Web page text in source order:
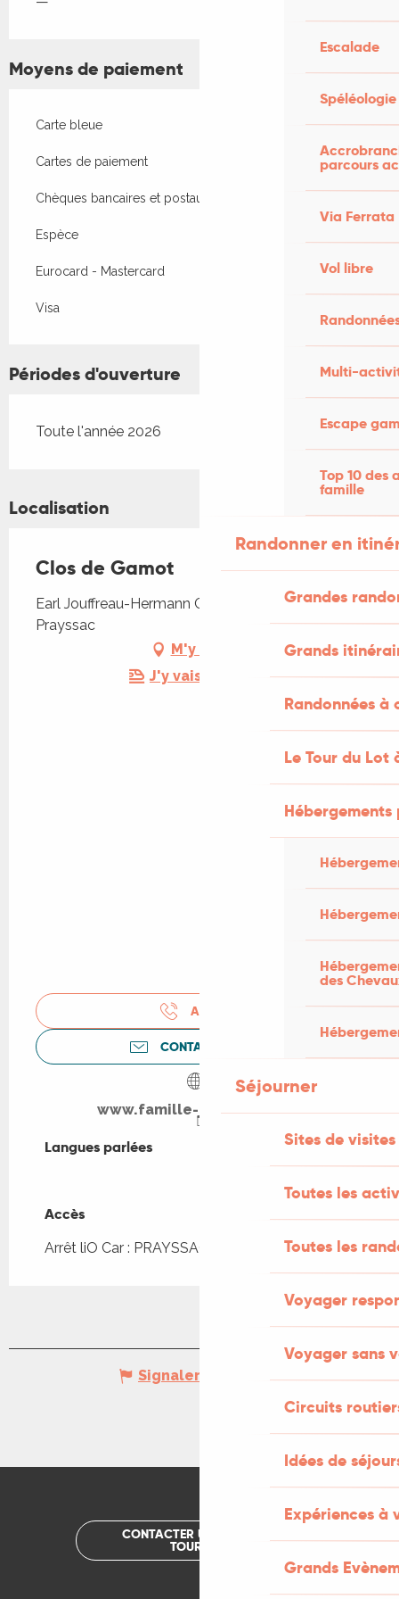
Escalade
Spéléologie
parcours
Via Ferrata
Vol libre
Multi-
Escape
Top 10 des
famille
Randonner en
Grandes
Grands
Randonnées
Le Tour du Lot
des
Séjourner
Sites de visites
Toutes les
Toutes les
Voyager
Voyager sans
Circuits
Idées de
Expériences à
Grands
Moyens de paiement
Carte bleue
Cartes de paiement
Chèques bancaires et postaux
Espèce
Eurocard - Mastercard
Visa
Périodes d'ouverture
Toute l'année 2026
Localisation
Clos de Gamot
Earl Jouffreau-Hermann Clos de Gamot, 46220
Prayssac
M'y rendre
J'y vais en train !
APPELER
CONTACTEZ-NOUS
www.famille-jouffreau.com
Langues parlées
Langues parlées
Accès
Accès
Arrêt liO Car : PRAYSSAC - EHPAD à 3km
Signaler une erreur
CONTACTER UN OFFICE DE
TOURISME